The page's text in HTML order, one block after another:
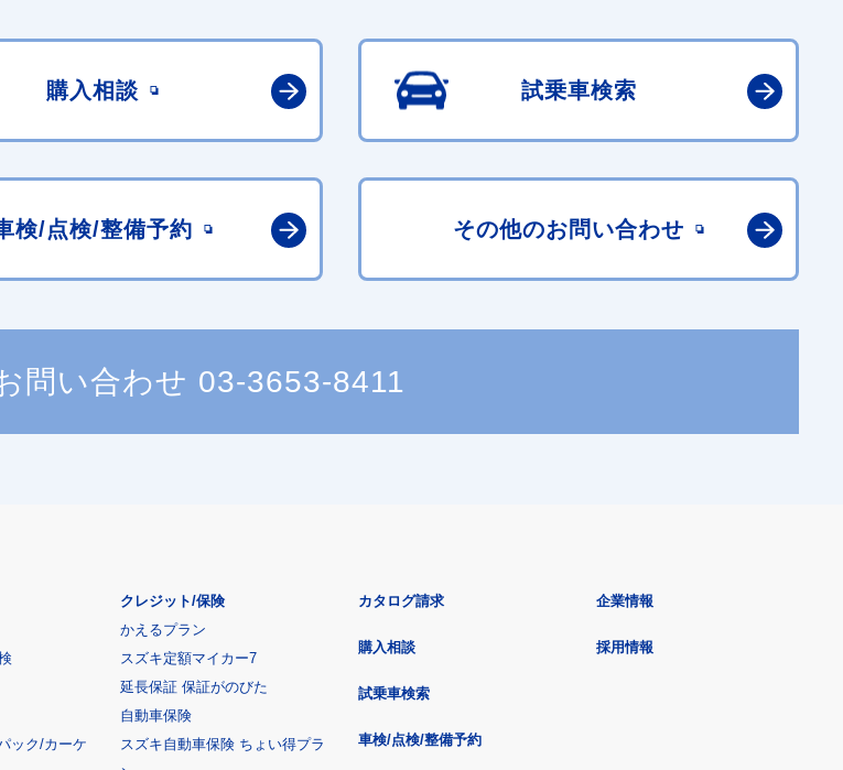
購入相談 試乗車検索
検/点検/整備予約 その他のお問い合わせ
問い合わせ 03-3653-8411
ック/カーケ
クレジット/保険
かえるプラン
スズキ定額マイカー7
延長保証 保証がのびた
自動車保険
スズキ自動車保険 ちょい得プラ
カタログ請求
購入相談
試乗車検索
車検/点検/整備予約
企業情報
採用情報